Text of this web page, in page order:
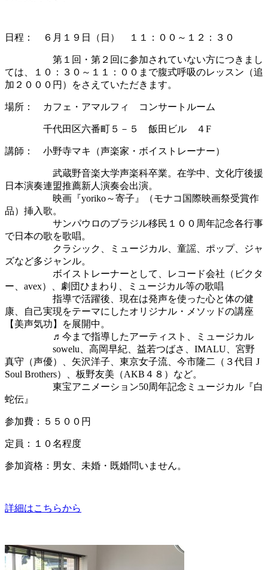
日程： ６月１９日（日） １１：００～１２：３０
第１回・第２回に参加されていない方につきまし
ては、１０：３０～１１：００まで腹式呼吸のレッスン（追
加２０００円）をさえていただきます。
場所： カフェ・アマルフィ コンサートルーム
千代田区六番町５－５ 飯田ビル ４F
講師： 小野寺マキ（声楽家・ボイストレーナー）
武蔵野音楽大学声楽科卒業。在学中、文化庁後援
日本演奏連盟推薦新人演奏会出演。
映画『yoriko～寄子』（モナコ国際映画祭受賞作
品）挿入歌。
サンパウロのブラジル移民１００周年記念各行事
で日本の歌を歌唱。
クラシック、ミュージカル、童謡、ポップ、ジャ
ズなど多ジャンル。
ボイストレーナーとして、レコード会社（ビクタ
ー、avex）、劇団ひまわり、ミュージカル等の歌唱
指導で活躍後、現在は発声を使った心と体の健
康、自己実現をテーマにしたオリジナル・メソッドの講座
【美声気功】を展開中。
♬今まで指導したアーティスト、ミュージカル
sowelu、高岡早紀、益若つばさ、IMALU、宮野
真守（声優）、矢沢洋子、東京女子流、今市隆二（３代目 J
Soul Brothers）、板野友美（AKB４８）など。
東宝アニメーション50周年記念ミュージカル『白
蛇伝』
参加費：５５００円
定員：１０名程度
参加資格：男女、未婚・既婚問いません。
詳細はこちらから